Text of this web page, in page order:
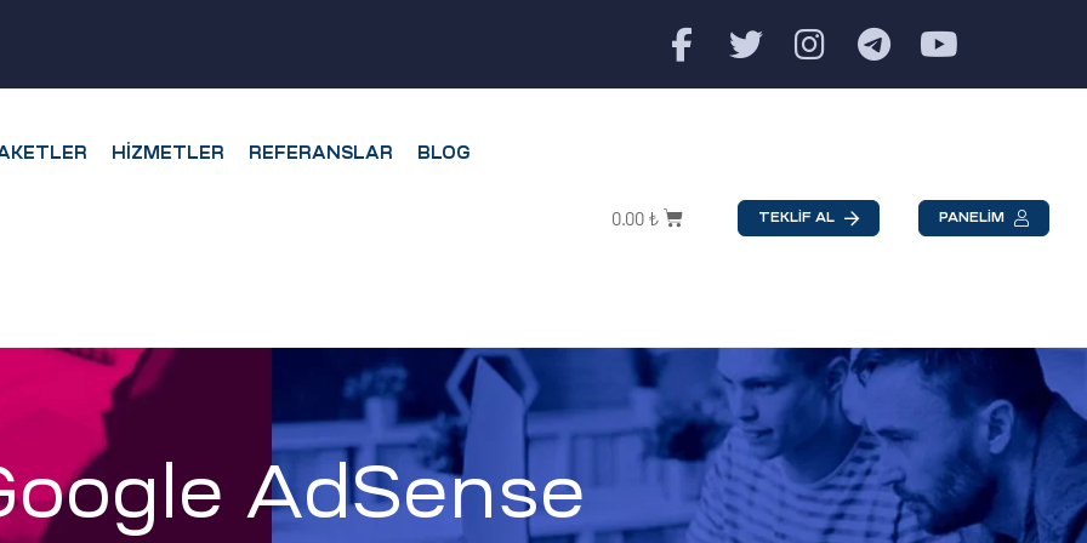
HIZMETLER REFERANSLAR BLOG
0.00 ₺ TEKLİF AL PANELİM
AdSense